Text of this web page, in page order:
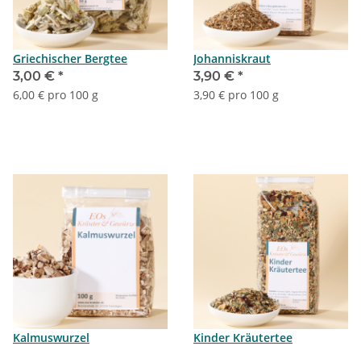
Griechischer Bergtee
3,00 € *
6,00 € pro 100 g
Johanniskraut
3,90 € *
3,90 € pro 100 g
Kalmuswurzel
Kinder Kräutertee